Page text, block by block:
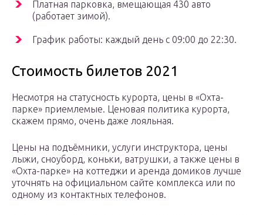
Платная парковка, вмещающая 430 авто
(работает зимой).
График работы: каждый день с 09:00 до 22:30.
Стоимость билетов 2021
Несмотря на статусность курорта, цены в «Охта-
парке» приемлемые. Ценовая политика курорта,
скажем прямо, очень даже лояльная.
Цены на подъёмники, услуги инструктора, цены
лыжи, сноуборд, коньки, ватрушки, а также цены в
«Охта-парке» на коттеджи и аренда домиков лучше
уточнять на официальном сайте комплекса или по
одному из контактных телефонов.